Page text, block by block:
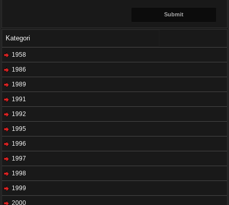
Kategori
1958
1986
1989
1991
1992
1995
1996
1997
1998
1999
2000